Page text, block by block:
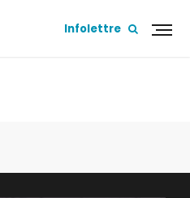
Infolettre